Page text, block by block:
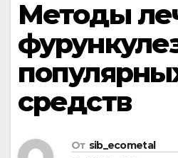
Методы
средств
От sib_ecometal